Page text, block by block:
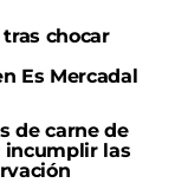
chocar
Es Mercadal
de carne de
incumplir las